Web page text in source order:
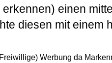
einen
diesen mit einem
Werbung da